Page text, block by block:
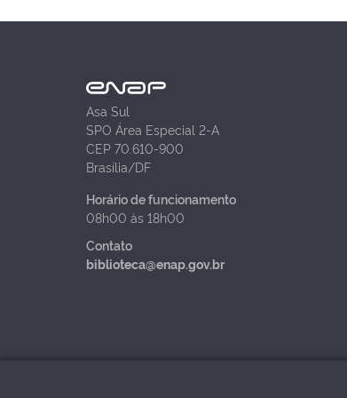
Asa Sul
SPO Área Especial 2-A
CEP 70.610-900
Brasília/DF
Horário de funcionamento
08h00 às 18h00
Contato
biblioteca@enap.gov.br